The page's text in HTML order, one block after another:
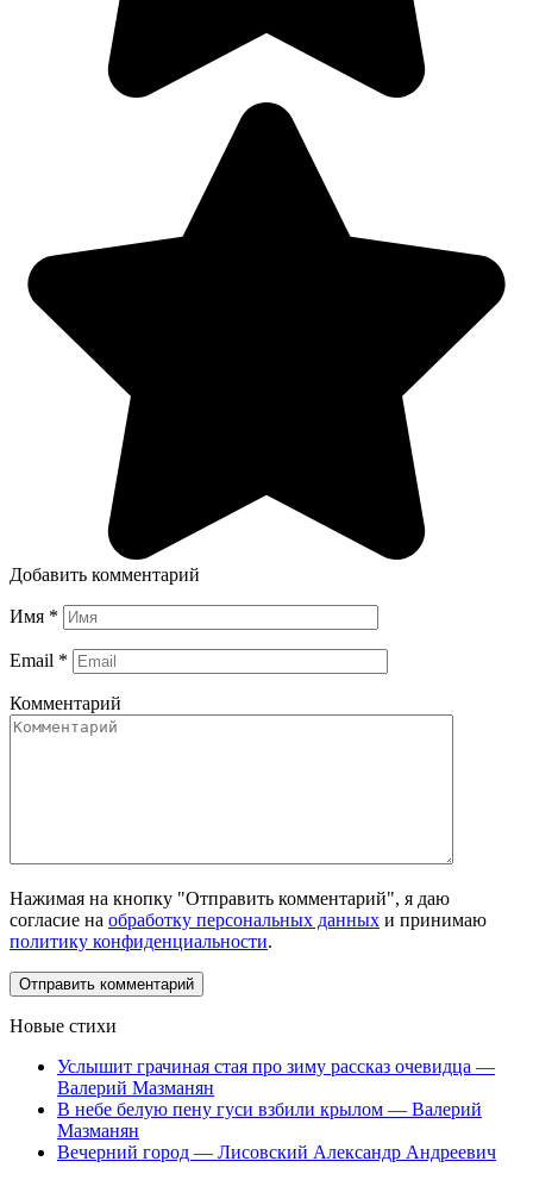
Добавить комментарий
Имя *
Email *
Комментарий
Нажимая на кнопку "Отправить комментарий", я даю
согласие на обработку персональных данных и принимаю
политику конфиденциальности.
Новые стихи
Услышит грачиная стая про зиму рассказ очевидца —
Валерий Мазманян
В небе белую пену гуси взбили крылом — Валерий
Мазманян
Вечерний город — Лисовский Александр Андреевич